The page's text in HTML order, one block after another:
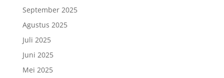
September 2025
Agustus 2025
Juli 2025
Juni 2025
Mei 2025